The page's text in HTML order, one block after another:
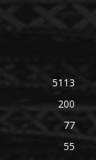
5113
200
77
55